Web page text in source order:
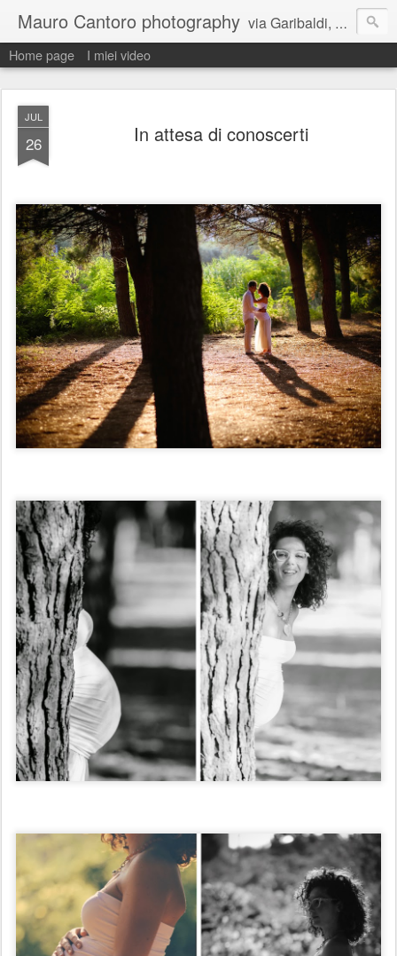
Mauro Cantoro photography via Garibaldi, 81 64025 Pineto (TE) cell. 334 8035254 studio 085 9493343
Home page I miei video
JUL
26 In attesa di conoscerti